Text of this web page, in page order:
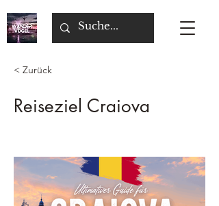
< Zurück
Reiseziel Craiova